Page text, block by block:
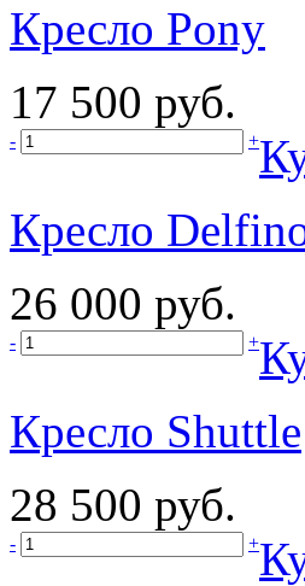
Кресло Pony
17 500 руб.
- +
Кресло
26 000 руб.
- +
Кресло Shuttle
28 500 руб.
- +